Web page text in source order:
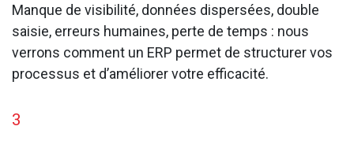
Manque de visibilité, données dispersées, double
saisie, erreurs humaines, perte de temps : nous
verrons comment un ERP permet de structurer vos
processus et d’améliorer votre efficacité.
3